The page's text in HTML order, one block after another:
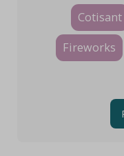
Cotisant
Fireworks